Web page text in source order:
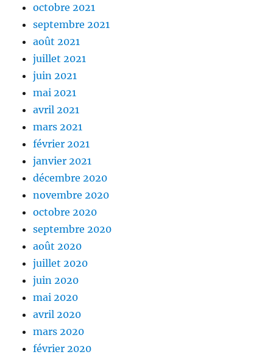
octobre 2021
septembre 2021
août 2021
juillet 2021
juin 2021
mai 2021
avril 2021
mars 2021
février 2021
janvier 2021
décembre 2020
novembre 2020
octobre 2020
septembre 2020
août 2020
juillet 2020
juin 2020
mai 2020
avril 2020
mars 2020
février 2020